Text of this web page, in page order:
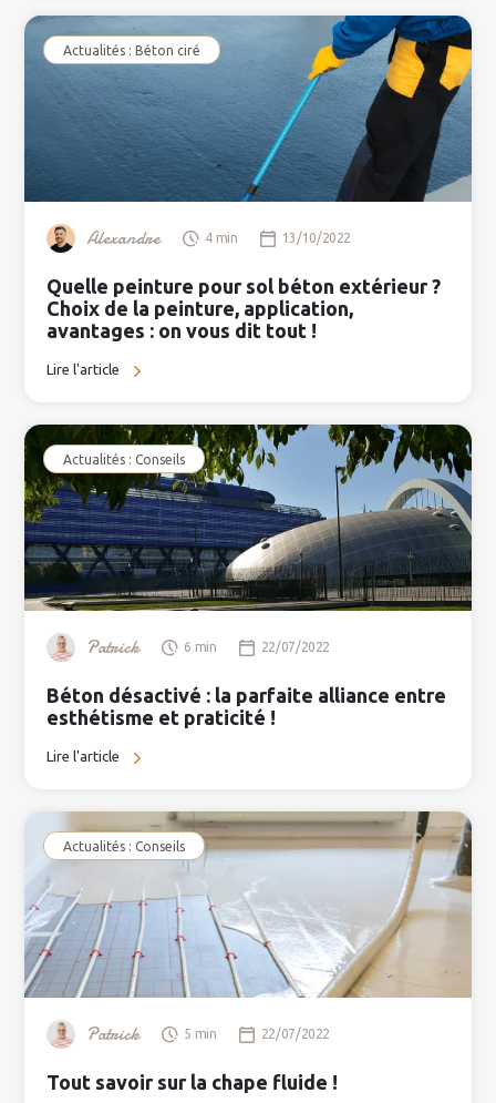
Actualités : Béton ciré
Alexandre 4 min 13/10/2022
Quelle peinture pour sol béton extérieur ?
Choix de la peinture, application,
avantages : on vous dit tout !
Lire l'article
Actualités : Conseils
Patrick 6 min 22/07/2022
Béton désactivé : la parfaite alliance entre
esthétisme et praticité !
Lire l'article
Actualités : Conseils
Patrick 5 min 22/07/2022
Tout savoir sur la chape fluide !